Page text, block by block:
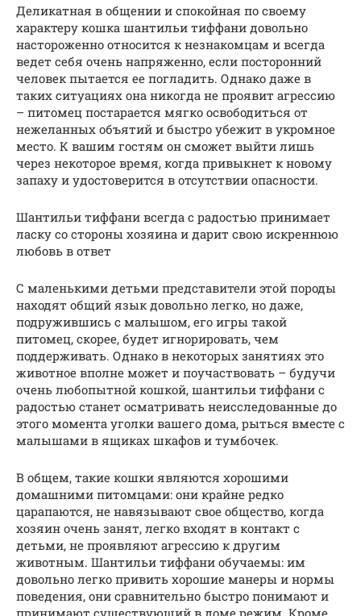
Деликатная в общении и спокойная по своему
характеру кошка шантильи тиффани довольно
настороженно относится к незнакомцам и всегда
ведет себя очень напряженно, если посторонний
человек пытается ее погладить. Однако даже в
таких ситуациях она никогда не проявит агрессию
– питомец постарается мягко освободиться от
нежеланных объятий и быстро убежит в укромное
место. К вашим гостям он сможет выйти лишь
через некоторое время, когда привыкнет к новому
запаху и удостоверится в отсутствии опасности.
Шантильи тиффани всегда с радостью принимает
ласку со стороны хозяина и дарит свою искреннюю
любовь в ответ
С маленькими детьми представители этой породы
находят общий язык довольно легко, но даже,
подружившись с малышом, его игры такой
питомец, скорее, будет игнорировать, чем
поддерживать. Однако в некоторых занятиях это
животное вполне может и поучаствовать – будучи
очень любопытной кошкой, шантильи тиффани с
радостью станет осматривать неисследованные до
этого момента уголки вашего дома, рыться вместе с
малышами в ящиках шкафов и тумбочек.
В общем, такие кошки являются хорошими
домашними питомцами: они крайне редко
царапаются, не навязывают свое общество, когда
хозяин очень занят, легко входят в контакт с
детьми, не проявляют агрессию к другим
животным. Шантильи тиффани обучаемы: им
довольно легко привить хорошие манеры и нормы
поведения, они сравнительно быстро понимают и